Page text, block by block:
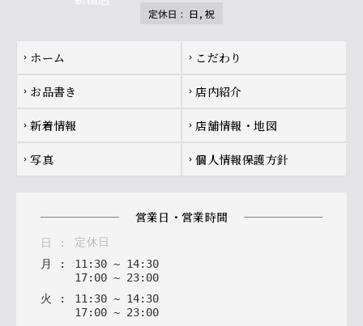
定休日 : 日, 祝
Footer navigation
chevron_right ホーム chevron_right こだわり
chevron_right お品書き chevron_right 店内紹介
chevron_right 新着情報 chevron_right 店舗情報・地図
chevron_right 写真 chevron_right 個人情報保護方針
営業日・営業時間
日 :
定休日
月
: 11 : 30 ~ 14: 30
17: 00 ~ 23: 00
火
: 11: 30 ~ 14: 30
17: 00 ~ 23: 00